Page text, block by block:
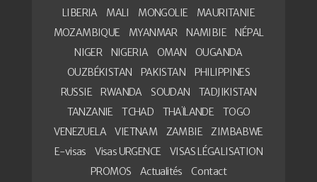
LIBERIA
MALI MONGOLIE
MAURITANIE
MOZAMBIQUE
MYANMAR NAMIBIE
NÉPAL
NIGER
NIGERIA OMAN
OUGANDA
OUZBÉKISTAN
PAKISTAN
PHILIPPINES
RUSSIE
RWANDA SOUDAN
TADJIKISTAN
TANZANIE
TCHAD THAÏLANDE
TOGO
VENEZUELA
VIETNAM ZAMBIE
ZIMBABWE
E-visas
Visas URGENCE
VISAS LÉGALISATION
PROMOS
Actualités Contact